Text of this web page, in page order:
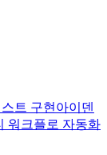
트 구현 아이덴
워크플로 자동화